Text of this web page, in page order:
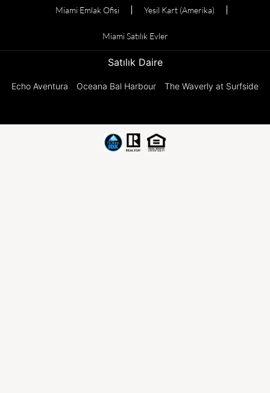
Miami Emlak Ofisi Yesil Kart (Amerika)
Miami Satılık Evler
Satılık Daire
Echo Aventura Oceana Bal Harbour The Waverly at Surfside